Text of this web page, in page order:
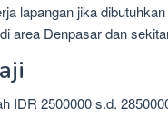
lapangan jika dibutuhkan
area Denpasar dan
IDR 2500000 s.d.